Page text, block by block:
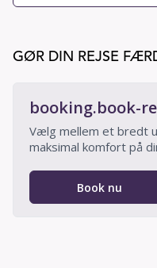
GØR DIN REJSE
booking.book-
Vælg mellem et bredt
maksimal komfort på
Book nu